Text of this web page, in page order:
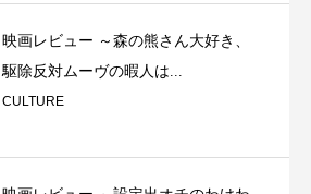
映画レビュー ～森の熊さん大好き、
駆除反対ムーヴの暇人は...
CULTURE